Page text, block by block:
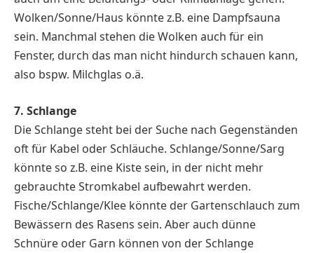
Wolken/Sonne/Haus könnte z.B. eine Dampfsauna
sein. Manchmal stehen die Wolken auch für ein
Fenster, durch das man nicht hindurch schauen kann,
also bspw. Milchglas o.ä.
7. Schlange
Die Schlange steht bei der Suche nach Gegenständen
oft für Kabel oder Schläuche. Schlange/Sonne/Sarg
könnte so z.B. eine Kiste sein, in der nicht mehr
gebrauchte Stromkabel aufbewahrt werden.
Fische/Schlange/Klee könnte der Gartenschlauch zum
Bewässern des Rasens sein. Aber auch dünne
Schnüre oder Garn können von der Schlange